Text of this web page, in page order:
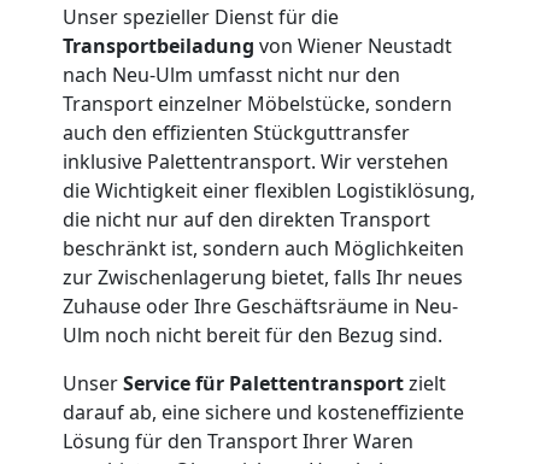
Unser spezieller Dienst für die
Transportbeiladung von Wiener Neustadt
nach Neu-Ulm umfasst nicht nur den
Transport einzelner Möbelstücke, sondern
auch den effizienten Stückguttransfer
inklusive Palettentransport. Wir verstehen
die Wichtigkeit einer flexiblen Logistiklösung,
die nicht nur auf den direkten Transport
beschränkt ist, sondern auch Möglichkeiten
zur Zwischenlagerung bietet, falls Ihr neues
Zuhause oder Ihre Geschäftsräume in Neu-
Ulm noch nicht bereit für den Bezug sind.
UnserService für Palettentransportzielt
darauf ab, eine sichere und kosteneffiziente
Lösung für den Transport Ihrer Waren
Neustadt
Full-
Service-
Umzug
Wiener
Neustadt